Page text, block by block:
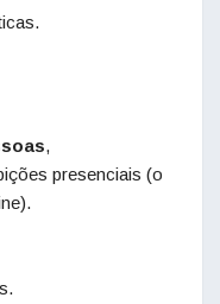
,
presenciais (o